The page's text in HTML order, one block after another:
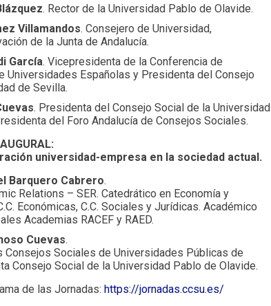
. Rector de la Universidad Pablo de Olavide.
Villamandos. Consejero de Universidad,
de la Junta de Andalucía.
García. Vicepresidenta de la Conferencia de
Universidades Españolas y Presidenta del Consejo
de Sevilla.
. Presidenta del Consejo Social de la Universidad
del Foro Andalucía de Consejos Sociales.
universidad-empresa en la sociedad actual.
Barquero Cabrero.
Relations – SER. Catedrático en Economía y
Económicas, C.C. Sociales y Jurídicas. Académico
Academias RACEF y RAED.
Cuevas.
Consejos Sociales de Universidades Públicas de
Consejo Social de la Universidad Pablo de Olavide.
de las Jornadas: https://jornadas.ccsu.es/